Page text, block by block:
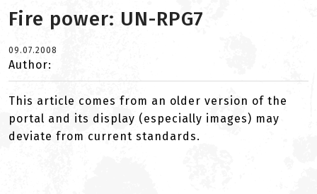
Fire power: UN-RPG7
09.07.2008
Author:
This article comes from an older version of the
portal and its display (especially images) may
deviate from current standards.